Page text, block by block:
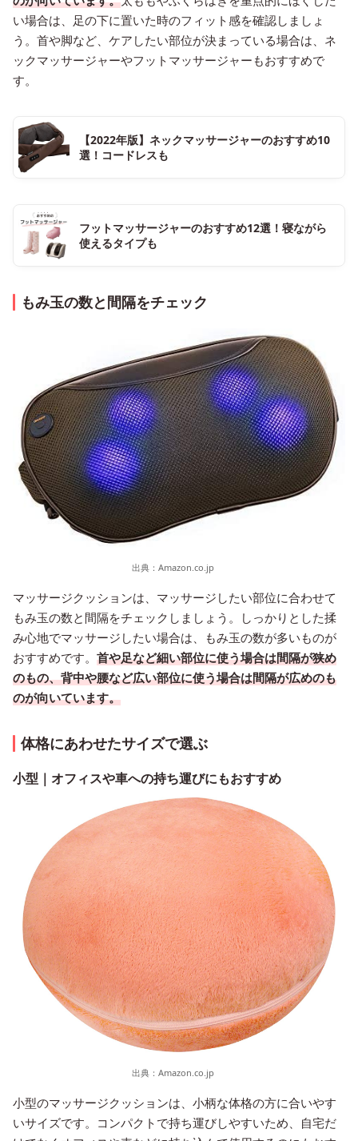
い場合は、足の下に置いた時のフィット感を確認しましょ
う。首や脚など、ケアしたい部位が決まっている場合は、ネ
ックマッサージャーやフットマッサージャーもおすすめで
す。
【2022年版】ネックマッサージャーのおすすめ10
選！コードレスも
フットマッサージャーのおすすめ12選！寝ながら
使えるタイプも
もみ玉の数と間隔をチェック
出典： Amazon.co.jp
マッサージクッションは、マッサージしたい部位に合わせて
もみ玉の数と間隔をチェックしましょう。しっかりとした揉
み心地でマッサージしたい場合は、もみ玉の数が多いものが
おすすめです。 首や足など細い部位に使う場合は間隔が狭め
のもの、背中や腰など広い部位に使う場合は間隔が広めのも
のが向いています。
体格にあわせたサイズで選ぶ
小型｜オフィスや車への持ち運びにもおすすめ
出典： Amazon.co.jp
小型のマッサージクッションは、小柄な体格の方に合いやす
いサイズです。コンパクトで持ち運びしやすいため、自宅だ